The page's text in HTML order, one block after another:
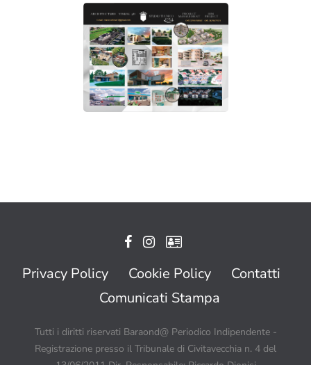
Privacy Policy Cookie Policy
Contatti
Comunicati Stampa
Tutti i diritti riservati Baraond@ Periodico Indipendente -
Registrazione presso il Tribunale di Civitavecchia n. 4 del